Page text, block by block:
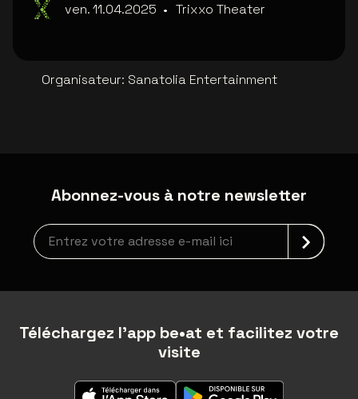
ven. 11.04.2025 • Trixxo Theater
Organisateur: Sanatolia Entertainment
Abonnez-vous à notre newsletter
Inscription à la newsletter
Téléchargez l'app be•at et facilitez votre
visite